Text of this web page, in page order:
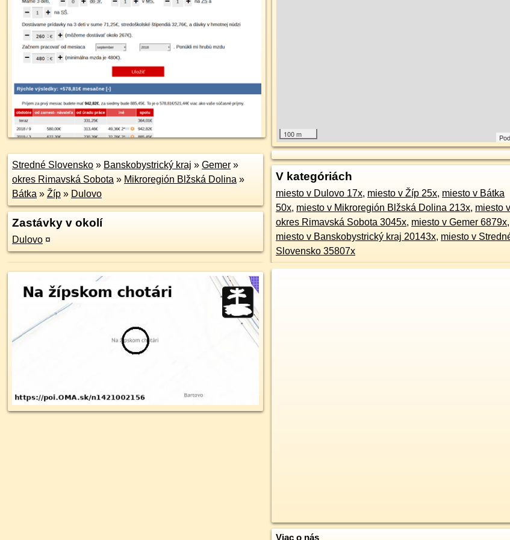
100 m
Stredné Slovensko » Banskobystrický kraj » Gemer »
okres Rimavská Sobota » Mikroregión Blžská Dolina »
Bátka » Žíp » Dulovo
Zastávky v okolí
Dulovo ¤
V kategóriách
miesto v Dulovo 17x, miesto v Žíp 25x, miesto v Bátka
50x, miesto v Mikroregión Blžská Dolina 213x, miesto v
okres Rimavská Sobota 3045x, miesto v Gemer 6879x,
miesto v Banskobystrický kraj 20143x, miesto v
Slovensko 35807x
Viac o nás